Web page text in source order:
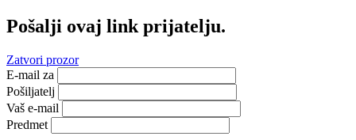
Pošalji ovaj link prijatelju.
Zatvori prozor
E-mail za
Pošiljatelj
Vaš e-mail
Predmet